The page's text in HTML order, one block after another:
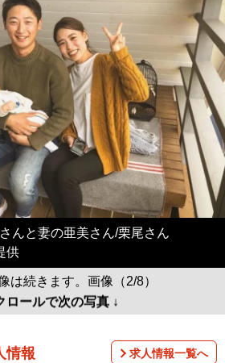
んと妻の亜美さん/栗尾さん
供
は続きます。画像（2/8）
ロールで次の写真 ↓
情報 求人情報一覧へ